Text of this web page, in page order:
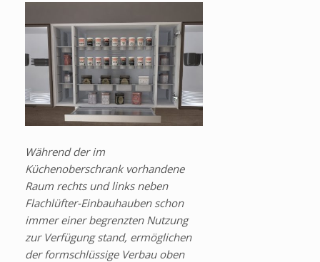
Während der im
Küchenoberschrank vorhandene
Raum rechts und links neben
Flachlüfter-Einbauhauben schon
immer einer begrenzten Nutzung
zur Verfügung stand, ermöglichen
der formschlüssige Verbau oben